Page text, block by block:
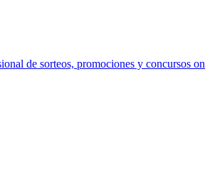
de sorteos, promociones y concursos